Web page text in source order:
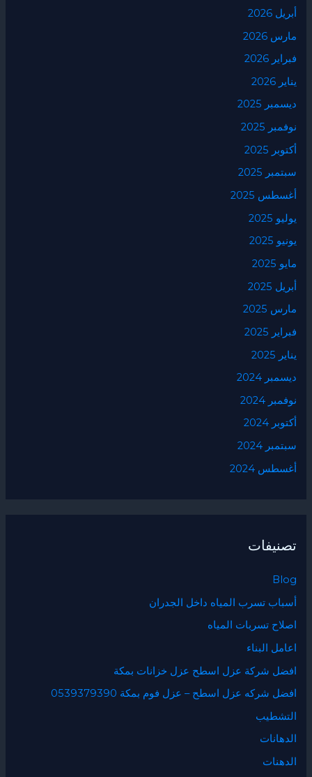
أبريل 2026
مارس 2026
فبراير 2026
يناير 2026
ديسمبر 2025
نوفمبر 2025
أكتوبر 2025
سبتمبر 2025
أغسطس 2025
يوليو 2025
يونيو 2025
مايو 2025
أبريل 2025
مارس 2025
فبراير 2025
يناير 2025
ديسمبر 2024
نوفمبر 2024
أكتوبر 2024
سبتمبر 2024
أغسطس 2024
تصنيفات
Blog
أسباب تسرب المياه داخل الجدران
اصلاح تسربات المياه
اعامل البناء
افضل شركة عزل اسطح عزل خزانات بمكة
افضل شركه عزل اسطح – عزل فوم بمكة 0539379390
التشطيب
الدهانات
الدهنات